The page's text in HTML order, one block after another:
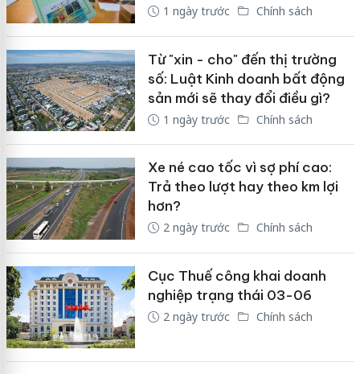
1 ngày trước Chính sách
Từ "xin - cho" đến thị trường
số: Luật Kinh doanh bất động
sản mới sẽ thay đổi điều gì?
1 ngày trước Chính sách
Xe né cao tốc vì sợ phí cao:
Trả theo lượt hay theo km lợi
hơn?
2 ngày trước Chính sách
Cục Thuế công khai doanh
nghiệp trạng thái 03-06
2 ngày trước Chính sách